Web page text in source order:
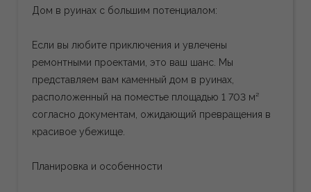
Дом в руинах с большим потенциалом:
Если вы любите приключения и увлечены
ремонтными проектами, это ваш шанс. Мы
представляем вам каменный дом в руинах,
расположенный на поместье площадью 1 703 м²
согласно документам, ожидающий превращения в
красивое убежище.
Планировка и особенности